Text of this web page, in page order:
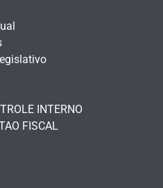
INTERNO
FISCAL